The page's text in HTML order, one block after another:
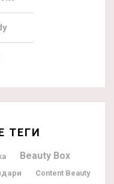
ТЕГИ
Beauty Box
Content Beauty